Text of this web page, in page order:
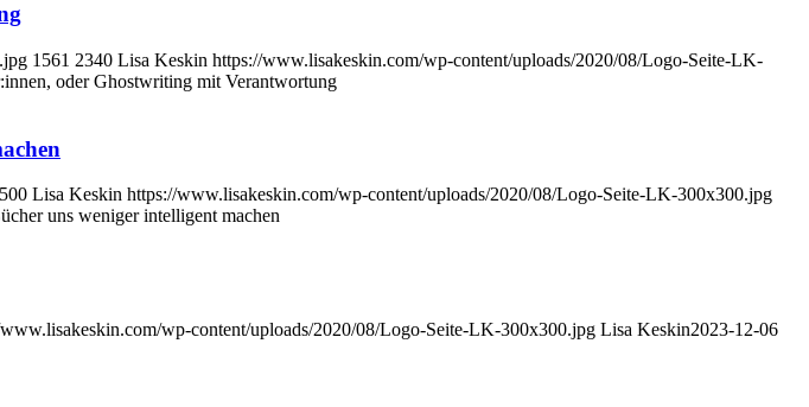
1561 2340 Lisa Keskin https://www.lisakeskin.com/wp-content/uploads/2020/08/Logo-Seite-LK-
oder Ghostwriting mit Verantwortung
500 Lisa Keskin https://www.lisakeskin.com/wp-content/uploads/2020/08/Logo-Seite-LK-300x300.jpg
uns weniger intelligent machen
wp-content/uploads/2020/08/Logo-Seite-LK-300x300.jpg Lisa Keskin2023-12-06